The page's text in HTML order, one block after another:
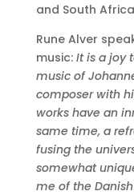
and South
Rune Alver
music: It is a joy
music of
composer with
works have an
same time, a
fusing the
somewhat
me of the